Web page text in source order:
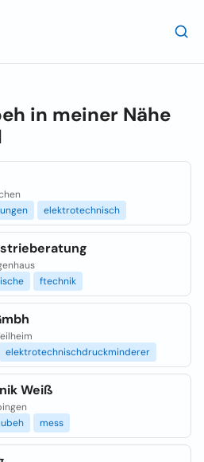
in meiner Nähe
elektrotechnisch
ftechnik
elektrotechnischdruckminderer
Weiß
mess